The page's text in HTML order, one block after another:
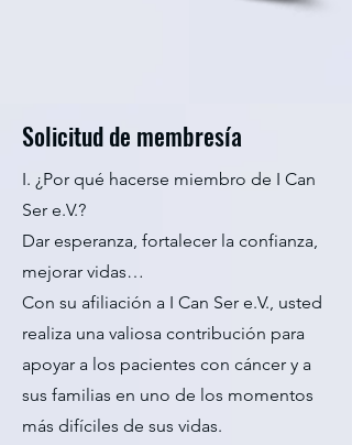
Solicitud de membresía
I. ¿Por qué hacerse miembro de I Can
Ser e.V.?
Dar esperanza, fortalecer la confianza,
mejorar vidas…
Con su afiliación a I Can Ser e.V., usted
realiza una valiosa contribución para
apoyar a los pacientes con cáncer y a
sus familias en uno de los momentos
más difíciles de sus vidas.